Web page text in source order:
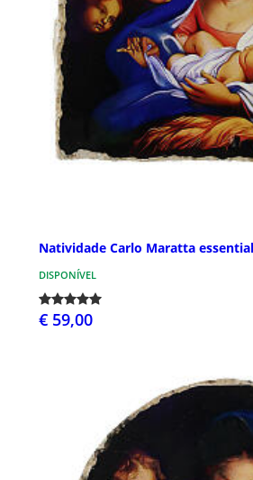
Natividade Carlo Maratta
DISPONÍVEL
€ 59,00